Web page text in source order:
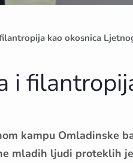
kao okosnica
i
kampu Omladinske
mladih ljudi proteklih